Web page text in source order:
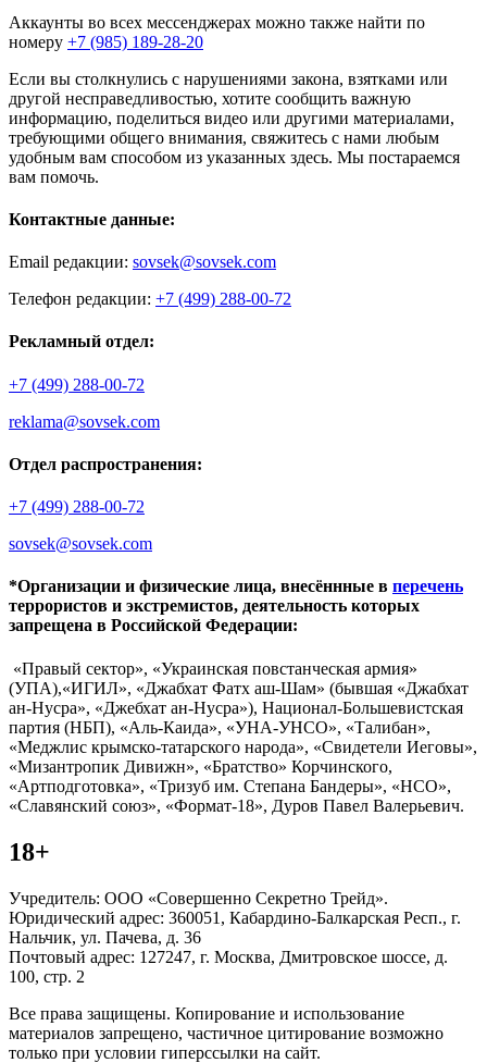
Аккаунты во всех мессенджерах можно также найти по
номеру +7 (985) 189-28-20
Если вы столкнулись с нарушениями закона, взятками или
другой несправедливостью, хотите сообщить важную
информацию, поделиться видео или другими материалами,
требующими общего внимания, свяжитесь с нами любым
удобным вам способом из указанных здесь. Мы постараемся
вам помочь.
Контактные данные:
Email редакции: sovsek@sovsek.com
Телефон редакции: +7 (499) 288-00-72
Рекламный отдел:
+7 (499) 288-00-72
reklama@sovsek.com
Отдел распространения:
+7 (499) 288-00-72
sovsek@sovsek.com
*Организации и физические лица, внесённные в перечень
террористов и экстремистов, деятельность которых
запрещена в Российской Федерации:
«Правый сектор», «Украинская повстанческая армия»
(УПА),«ИГИЛ», «Джабхат Фатх аш-Шам» (бывшая «Джабхат
ан-Нусра», «Джебхат ан-Нусра»), Национал-Большевистская
партия (НБП), «Аль-Каида», «УНА-УНСО», «Талибан»,
«Меджлис крымско-татарского народа», «Свидетели Иеговы»,
«Мизантропик Дивижн», «Братство» Корчинского,
«Артподготовка», «Тризуб им. Степана Бандеры», «НСО»,
«Славянский союз», «Формат-18», Дуров Павел Валерьевич.
18+
Учредитель: ООО «Совершенно Секретно Трейд».
Юридический адрес: 360051, Кабардино-Балкарская Респ., г.
Нальчик, ул. Пачева, д. 36
Почтовый адрес: 127247, г. Москва, Дмитровское шоссе, д.
100, стр. 2
Все права защищены. Копирование и использование
материалов запрещено, частичное цитирование возможно
только при условии гиперссылки на сайт.